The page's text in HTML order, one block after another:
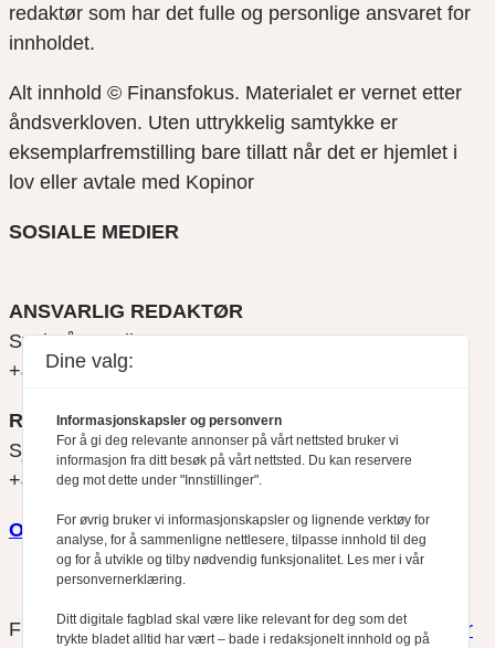
redaktør som har det fulle og personlige ansvaret for
innholdet.
Alt innhold © Finansfokus. Materialet er vernet etter
åndsverkloven. Uten uttrykkelig samtykke er
eksemplarfremstilling bare tillatt når det er hjemlet i
lov eller avtale med Kopinor
SOSIALE MEDIER
ANSVARLIG REDAKTØR
Svein Åge Eriksen
+47 900 79 547
REDAKTØR
Sjur Anda
+47 470 34 460
Om oss
Finansfokus arbeider etterRedaktørplakatenog
Vær
Dine valg:
Informasjonskapsler og personvern
For å gi deg relevante annonser på vårt nettsted bruker vi
informasjon fra ditt besøk på vårt nettsted. Du kan reservere
deg mot dette under "Innstillinger".
For øvrig bruker vi informasjonskapsler og lignende verktøy for
analyse, for å sammenligne nettlesere, tilpasse innhold til deg
og for å utvikle og tilby nødvendig funksjonalitet. Les mer i vår
personvernerklæring.
Ditt digitale fagblad skal være like relevant for deg som det
trykte bladet alltid har vært – bade i redaksjonelt innhold og på